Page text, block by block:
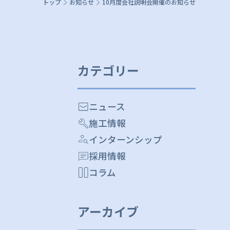
カテゴリー
ニュース
施工情報
インターンシップ
採用情報
コラム
アーカイブ